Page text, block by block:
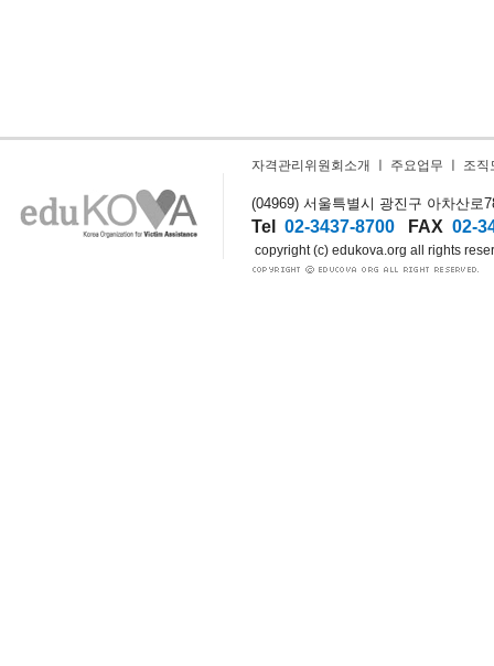
자격관리위원회소개 주요업무 조직
(04969) 서울특별시 광진구 아차산로
Tel 02-3437-8700 FAX 02-
copyright (c) edukova.org all rights